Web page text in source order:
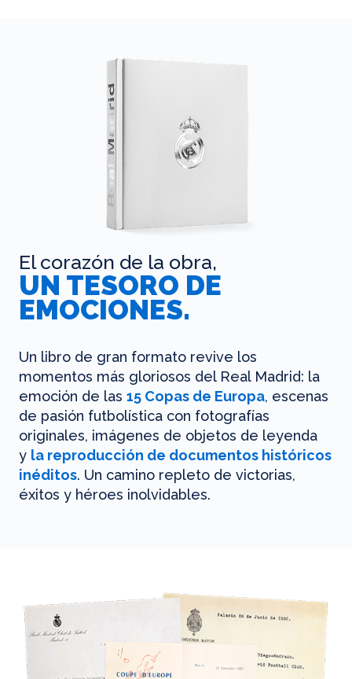
El corazón de la obra,
UN TESORO DE
EMOCIONES.
Un libro de gran formato revive los
momentos más gloriosos del Real Madrid: la
emoción de las 15 Copas de Europa, escenas
de pasión futbolística con fotografías
originales, imágenes de objetos de leyenda
y la reproducción de documentos históricos
inéditos. Un camino repleto de victorias,
éxitos y héroes inolvidables.